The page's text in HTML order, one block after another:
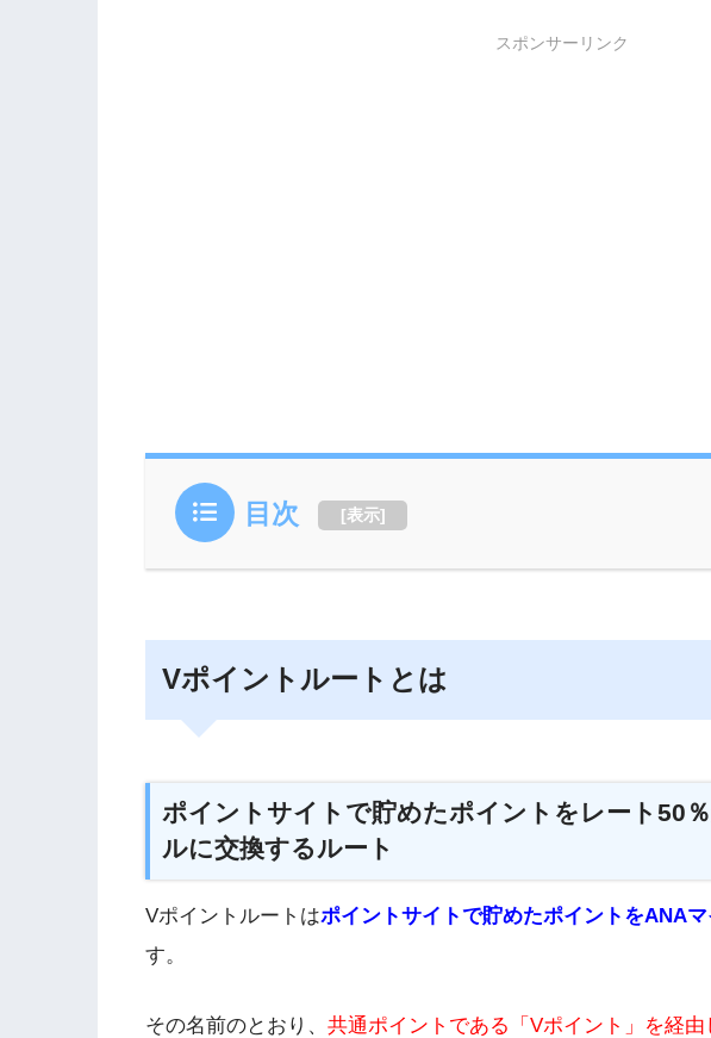
スポンサーリンク
目次 [表示]
Vポイントルートとは
ポイントサイトで貯めたポイントをレート50
ルに交換するルート
Vポイントルートはポイントサイトで貯めたポイントをANA
す。
その名前のとおり、 共通ポイントである「Vポイント」を経